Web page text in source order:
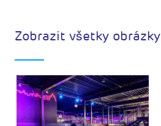
Zobrazit všetky obrázky